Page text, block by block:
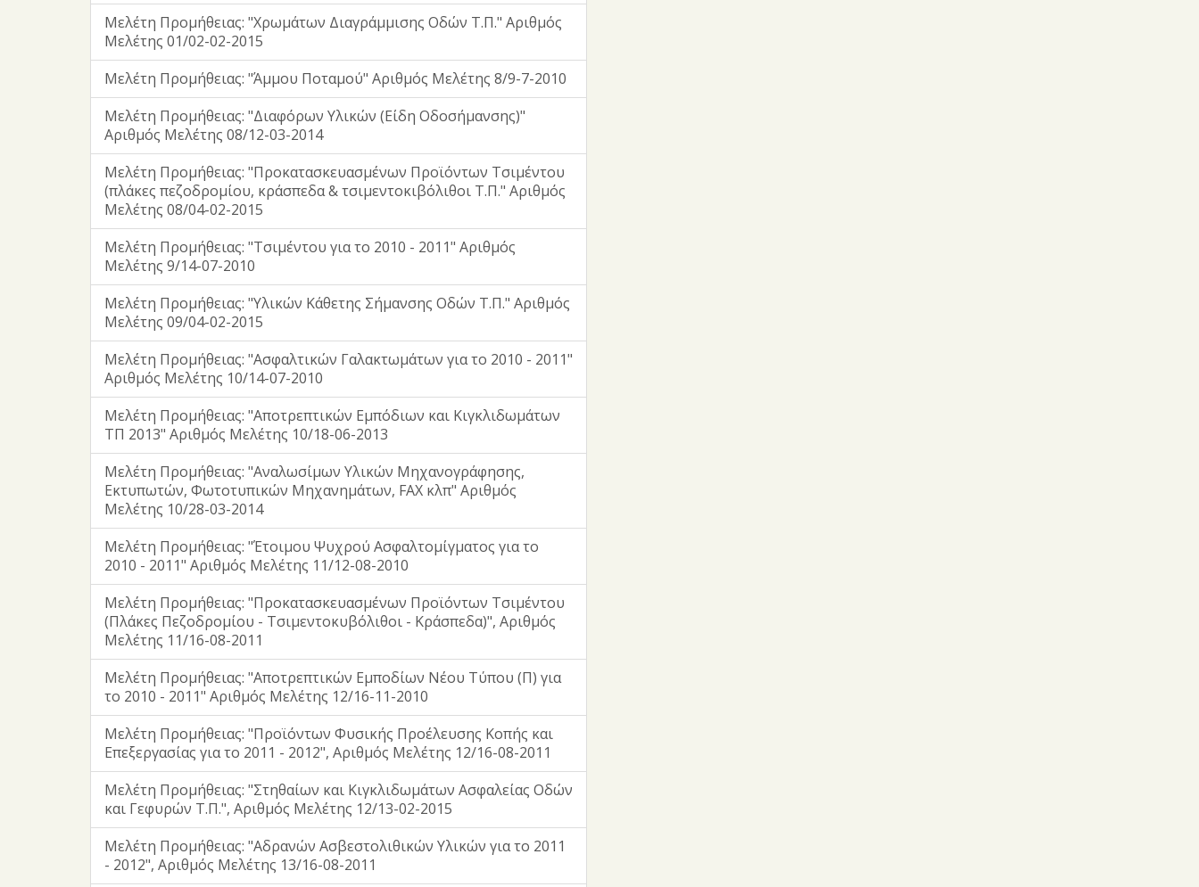
Μελέτη Προμήθειας: "Χρωμάτων Διαγράμμισης Οδών Τ.Π." Αριθμός
Μελέτης 01/02-02-2015
Μελέτη Προμήθειας: "Άμμου Ποταμού" Αριθμός Μελέτης 8/9-7-2010
Μελέτη Προμήθειας: "Διαφόρων Υλικών (Είδη Οδοσήμανσης)"
Αριθμός Μελέτης 08/12-03-2014
Μελέτη Προμήθειας: "Προκατασκευασμένων Προϊόντων Τσιμέντου
(πλάκες πεζοδρομίου, κράσπεδα & τσιμεντοκιβόλιθοι Τ.Π." Αριθμός
Μελέτης 08/04-02-2015
Μελέτη Προμήθειας: "Τσιμέντου για το 2010 - 2011" Αριθμός
Μελέτης 9/14-07-2010
Μελέτη Προμήθειας: "Υλικών Κάθετης Σήμανσης Οδών Τ.Π." Αριθμός
Μελέτης 09/04-02-2015
Μελέτη Προμήθειας: "Ασφαλτικών Γαλακτωμάτων για το 2010 - 2011"
Αριθμός Μελέτης 10/14-07-2010
Μελέτη Προμήθειας: "Αποτρεπτικών Εμπόδιων και Κιγκλιδωμάτων
ΤΠ 2013" Αριθμός Μελέτης 10/18-06-2013
Μελέτη Προμήθειας: "Αναλωσίμων Υλικών Μηχανογράφησης,
Εκτυπωτών, Φωτοτυπικών Μηχανημάτων, FAX κλπ" Αριθμός
Μελέτης 10/28-03-2014
Μελέτη Προμήθειας: "Έτοιμου Ψυχρού Ασφαλτομίγματος για το
2010 - 2011" Αριθμός Μελέτης 11/12-08-2010
Μελέτη Προμήθειας: "Προκατασκευασμένων Προϊόντων Τσιμέντου
(Πλάκες Πεζοδρομίου - Τσιμεντοκυβόλιθοι - Κράσπεδα)", Αριθμός
Μελέτης 11/16-08-2011
Μελέτη Προμήθειας: "Αποτρεπτικών Εμποδίων Νέου Τύπου (Π) για
το 2010 - 2011" Αριθμός Μελέτης 12/16-11-2010
Μελέτη Προμήθειας: "Προϊόντων Φυσικής Προέλευσης Κοπής και
Επεξεργασίας για το 2011 - 2012", Αριθμός Μελέτης 12/16-08-2011
Μελέτη Προμήθειας: "Στηθαίων και Κιγκλιδωμάτων Ασφαλείας Οδών
και Γεφυρών Τ.Π.", Αριθμός Μελέτης 12/13-02-2015
Μελέτη Προμήθειας: "Αδρανών Ασβεστολιθικών Υλικών για το 2011
- 2012", Αριθμός Μελέτης 13/16-08-2011